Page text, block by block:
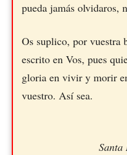
pueda jamás olvidaros,
Os suplico, por vuestra
escrito en Vos, pues
gloria en vivir y morir
vuestro. Así sea.